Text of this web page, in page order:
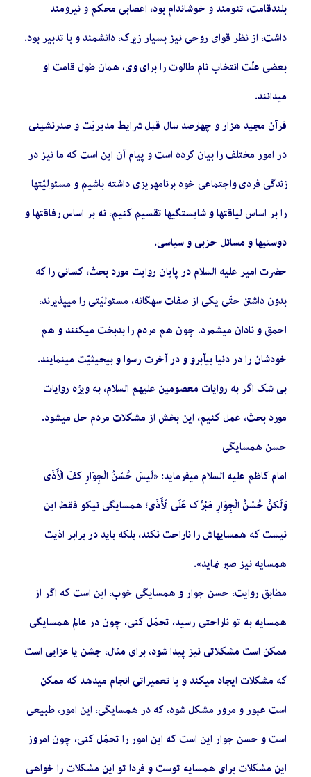
بلندقامت، تنومند و خوشاندام بود، اعصابی محکم و نیرومند
داشت، از نظر قوای روحی نیز بسیار زیرک، دانشمند و با تدبیر بود.
بعضی علّت انتخاب نام طالوت را برای وی، همان طول قامت او
میدانند.
قرآن مجید هزار و چهارصد سال قبل شرایط مدیریّت و صدرنشینی
در امور مختلف را بیان کرده است و پیام آن این است که ما نیز در
زندگی فردی واجتماعی خود برنامهریزی داشته باشیم و مسئولیّتها
را بر اساس لیاقتها و شایستگیها تقسیم کنیم، نه بر اساس رفاقتها و
دوستیها و مسائل حزبی و سیاسی.
حضرت امیر علیه السلام در پایان روایت مورد بحث، کسانی را که
بدون داشتن حتّی یکی از صفات سهگانه، مسئولیّتی را میپذیرند،
احمق و نادان میشمرد. چون هم مردم را بدبخت میکنند و هم
خودشان را در دنیا بیآبرو و در آخرت رسوا و بیحیثیّت مینمایند.
بی شک اگر به روایات معصومین علیهم السلام، به ویژه روایات
مورد بحث، عمل کنیم، این بخش از مشکلات مردم حل میشود.
حسن همسایگی
امام کاظم علیه السلام میفرماید: «لَیسَ حُسْنُ الْجِوَارِ کفَ الْأَذَی
وَلَکنْ حُسْنُ الْجِوَارِ صَبْرُک عَلَی الْأَذَی؛ همسایگی نیکو فقط این
نیست که همسایهاش را ناراحت نکند، بلکه باید در برابر اذیت
همسایه نیز صبر نماید».
مطابق روایت، حسن جوار و همسایگی خوب، این است که اگر از
همسایه به تو ناراحتی رسید، تحمّل کنی، چون در عالم همسایگی
ممکن است مشکلاتی نیز پیدا شود، برای مثال، جشن یا عزایی است
که مشکلات ایجاد میکند و یا تعمیراتی انجام میدهد که ممکن
است عبور و مرور مشکل شود، که در همسایگی، این امور، طبیعی
است و حسن جوار این است که این امور را تحمّل کنی، چون امروز
این مشکلات برای همسایه توست و فردا تو این مشکلات را خواهی